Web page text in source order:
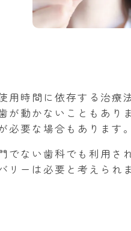
用時間に依存する治療
動かないこともありま
要な場合もあります。
でない歯科でも利用さ
リーは必要と考えられ